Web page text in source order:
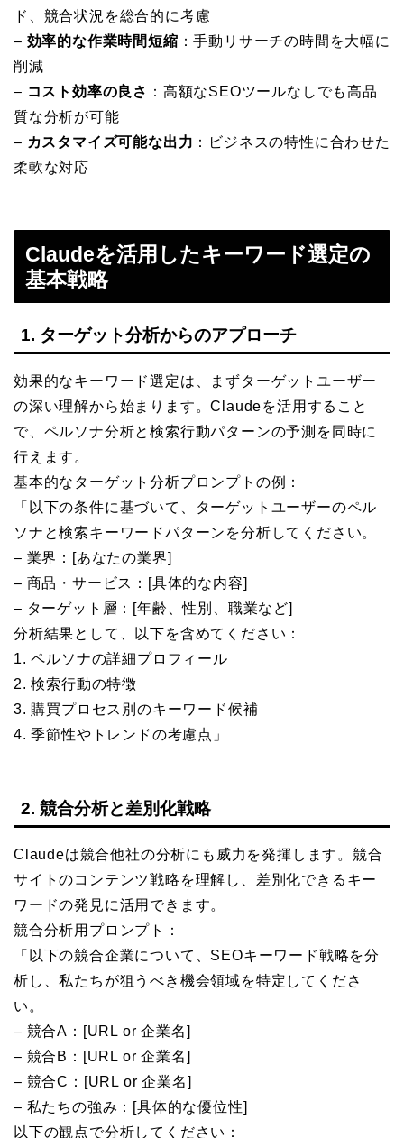
ド、競合状況を総合的に考慮
– 効率的な作業時間短縮 ：手動リサーチの時間を大幅に
削減
– コスト効率の良さ ：高額なSEOツールなしでも高品
質な分析が可能
– カスタマイズ可能な出力 ：ビジネスの特性に合わせた
柔軟な対応
Claudeを活用したキーワード選定の
基本戦略
1. ターゲット分析からのアプローチ
効果的なキーワード選定は、まずターゲットユーザー
の深い理解から始まります。Claudeを活用すること
で、ペルソナ分析と検索行動パターンの予測を同時に
行えます。
基本的なターゲット分析プロンプトの例：
「以下の条件に基づいて、ターゲットユーザーのペル
ソナと検索キーワードパターンを分析してください。
– 業界：[あなたの業界]
– 商品・サービス：[具体的な内容]
– ターゲット層：[年齢、性別、職業など]
分析結果として、以下を含めてください：
1. ペルソナの詳細プロフィール
2. 検索行動の特徴
3. 購買プロセス別のキーワード候補
4. 季節性やトレンドの考慮点」
2. 競合分析と差別化戦略
Claudeは競合他社の分析にも威力を発揮します。競合
サイトのコンテンツ戦略を理解し、差別化できるキー
ワードの発見に活用できます。
競合分析用プロンプト：
「以下の競合企業について、SEOキーワード戦略を分
析し、私たちが狙うべき機会領域を特定してくださ
い。
– 競合A：[URL or 企業名]
– 競合B：[URL or 企業名]
– 競合C：[URL or 企業名]
– 私たちの強み：[具体的な優位性]
以下の観点で分析してください：